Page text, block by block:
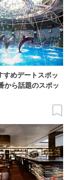
すめデートスポッ
から話題のスポッ